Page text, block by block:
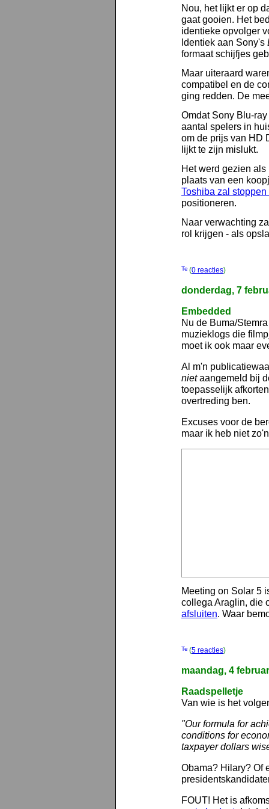
Nou, het lijkt er op
gaat gooien. Het
identieke opvolger
Identiek aan Sony's
formaat schijfjes
Maar uiteraard
compatibel en de
ging redden. De
Omdat Sony Blu-
aantal spelers in
om de prijs van HD
lijkt te zijn mislukt.
Het werd gezien
plaats van een
Toshiba zal
positioneren.
Naar verwachting
rol krijgen - als
(0 reacties)
donderdag, 7
Embedded
Nu de Buma/
muzieklogs die
moet ik ook maar
Al m'n
nietaangemeld bij
toepasselijk
overtreding ben.
Excuses voor de
maar ik heb niet
Meeting on Solar 5
collega Araglin, die
afsluiten. Waar
(5 reacties)
maandag, 4
Raadspelletje
Van wie is het
"Our formula for
conditions for
taxpayer dollars
Obama? Hilary? Of
FOUT! Het is